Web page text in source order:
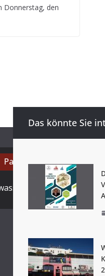
Donnerstag, den
Partner
Das könnte Sie